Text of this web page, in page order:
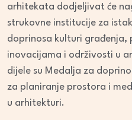
arhitekata dodjeljivat će
strukovne institucije za
doprinosa kulturi građenja,
inovacijama i održivosti u
dijele su Medalja za
za planiranje prostora i
u arhitekturi.